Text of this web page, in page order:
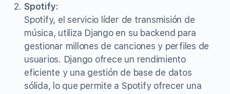
Spotify:
Spotify, el servicio líder de transmisión de
música, utiliza Django en su backend para
gestionar millones de canciones y perfiles de
usuarios. Django ofrece un rendimiento
eficiente y una gestión de base de datos
sólida, lo que permite a Spotify ofrecer una